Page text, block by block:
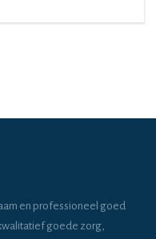
en professioneel goed
goede zorg,